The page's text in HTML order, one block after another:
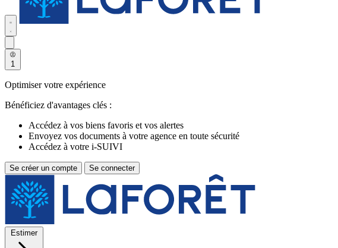
1
Optimiser votre expérience
Bénéficiez d'avantages clés :
Accédez à vos biens favoris et vos alertes
Envoyez vos documents à votre agence en toute sécurité
Accédez à votre i-SUIVI
Se créer un compte Se connecter
Estimer